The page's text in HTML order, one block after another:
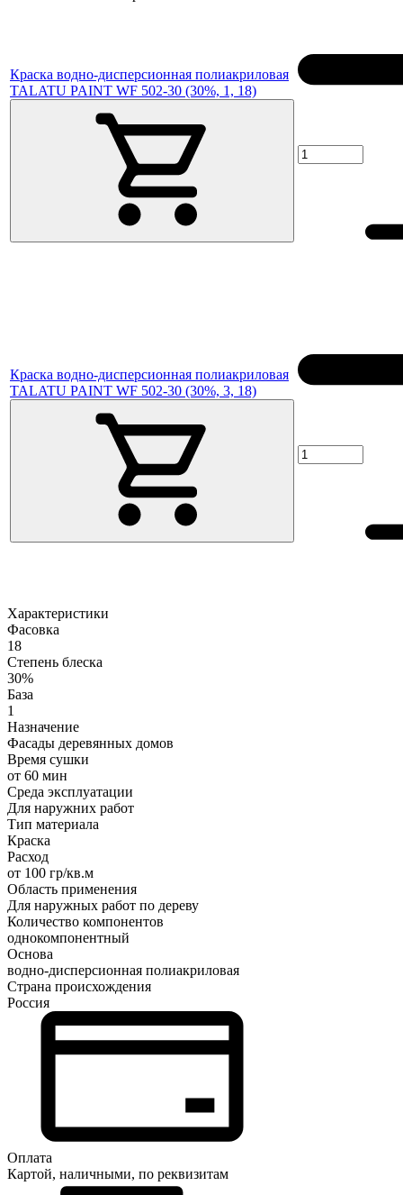
Краска водно-дисперсионная полиакриловая
TALATU PAINT WF 502-30 (30%, 1, 18)
Краска водно-дисперсионная полиакриловая
TALATU PAINT WF 502-30 (30%, 3, 18)
Характеристики
Фасовка
18
Степень блеска
30%
База
1
Назначение
Фасады деревянных домов
Время сушки
от 60 мин
Среда эксплуатации
Для наружних работ
Тип материала
Краска
Расход
от 100 гр/кв.м
Область применения
Для наружных работ по дереву
Количество компонентов
однокомпонентный
Основа
водно-дисперсионная полиакриловая
Страна происхождения
Россия
Оплата
Картой, наличными, по реквизитам